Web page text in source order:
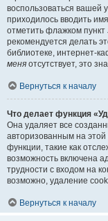
воспользоваться вашей
приходилось вводить
отметить флажком пункт
рекомендуется делать
библиотеке, интернет-
меня отсутствует, это
Вернуться к началу
Что делает функция
Она удаляет все
авторизованным на
функции, такие как
возможность включена
трудности с входом на
возможно, удаление
Вернуться к началу